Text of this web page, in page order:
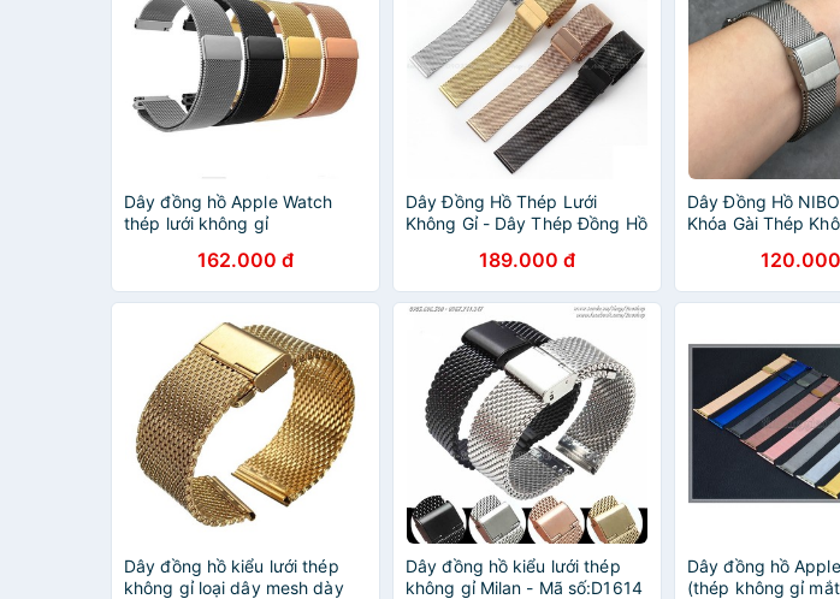
Dây đồng hồ Apple Watch
thép lưới không gỉ
162.000 đ
Dây Đồng Hồ Thép Lưới
Không Gỉ - Dây Thép Đồng Hồ
189.000 đ
Dây Đồng Hồ
Khóa Gài Thép
Dây đồng hồ kiểu lưới thép
không gỉ loại dây mesh dày
Dây đồng hồ kiểu lưới thép
không gỉ Milan - Mã số:D1614
Dây đồng hồ
(thép không gỉ